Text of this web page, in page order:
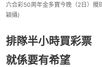
六合彩50周年金多寶今晚（2日）攪
穎攝)
排隊半小時買彩票
就係要有希望